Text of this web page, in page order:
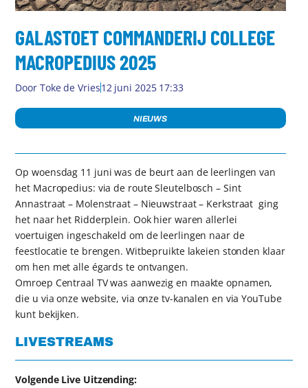
GALASTOET COMMANDERIJ COLLEGE
MACROPEDIUS 2025
Door Toke de Vries12 juni 2025 17:33
NIEUWS
Op woensdag 11 juni was de beurt aan de leerlingen van
het Macropedius: via de route Sleutelbosch – Sint
Annastraat – Molenstraat – Nieuwstraat – Kerkstraat ging
het naar het Ridderplein. Ook hier waren allerlei
voertuigen ingeschakeld om de leerlingen naar de
feestlocatie te brengen. Witbepruikte lakeien stonden klaar
om hen met alle égards te ontvangen.
Omroep Centraal TV was aanwezig en maakte opnamen,
die u via onze website, via onze tv-kanalen en via YouTube
kunt bekijken.
LIVESTREAMS
Volgende Live Uitzending: